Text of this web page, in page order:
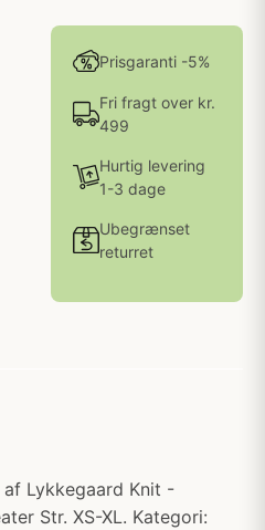
Prisgaranti -5%
Fri fragt over kr.
499
Hurtig levering
1-3 dage
Ubegrænset
returret
Lykkegaard Knit -
Str. XS-XL. Kategori: